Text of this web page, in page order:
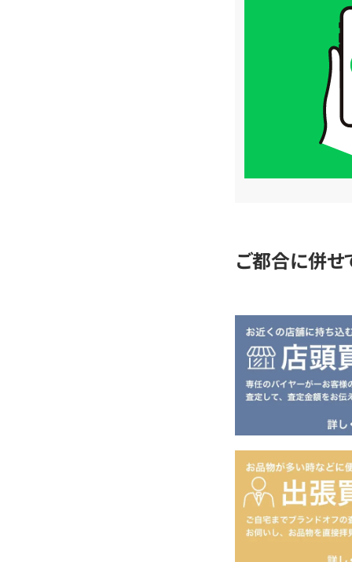
査
ご都合に併せ